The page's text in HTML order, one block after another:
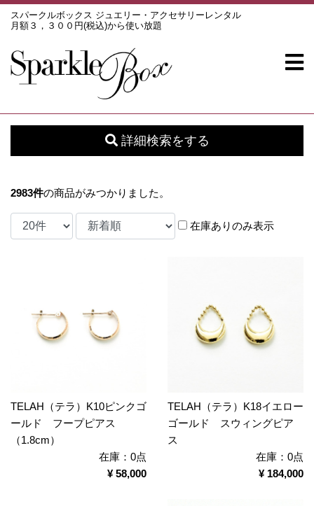
スパークルボックス ジュエリー・アクセサリーレンタル
月額３，３００円(税込)から使い放題
詳細検索をする
2983件の商品がみつかりました。
在庫ありのみ表示
TELAH（テラ）K10ピンクゴ
ールド フープピアス
（1.8cm）
在庫：0点
¥ 58,000
TELAH（テラ）K18イエロー
ゴールド スウィングピア
ス
在庫：0点
¥ 184,000